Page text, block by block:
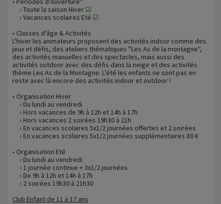
› Toute la saison Hiver ☑
› Vacances scolaires Eté ☑
• Classes d'âge & Activités
L'hiver les animateurs proposent des activités indoor comme des
jeux et défis, des ateliers thématiques ''Les As de la montagne'',
des activités manuelles et des spectacles, mais aussi des
activités outdoor avec des défis dans la neige et des activités
thème Les As de la Montagne. L'été les enfants ne sont pas en
reste avec là encore des activités indoor et outdoor !
• Organisation Hiver
› Du lundi au vendredi
› Hors vacances de 9h à 12h et 14h à 17h
› Hors vacances 2 soirées 19h30 à 21h
› En vacances scolaires 5x1/2 journées offertes et 2 soirées
› En vacances scolaires 5x1/2 journées supplémentaires 80 €
• Organisation Eté
› Du lundi au vendredi
› 1 journée continue + 3x1/2 journées
› De 9h à 12h et 14h à 17h
› 2 soirées 19h30 à 21h30
Club Enfant de 11 à 17 ans